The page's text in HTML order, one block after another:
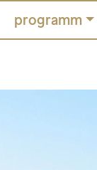
programm